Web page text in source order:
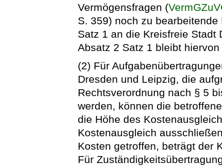
Vermögensfragen (
S. 359) noch zu
Satz 1 an die Kreisfreie Stadt
Absatz 2 Satz 1 bleibt
(2) Für
Dresden und Leipzig, die
Rechtsverordnung nach § 5
werden, können die
die Höhe des
Kostenausgleich
Kosten getroffen, beträgt der
Für